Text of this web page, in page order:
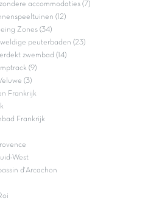
accommodaties (7)
(12)
Zones (34)
peuterbaden (23)
zwembad (14)
(9)
(3)
Frankrijk
Frankrijk
West
d'Arcachon